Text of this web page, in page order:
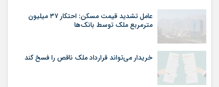
عامل تشدید قیمت مسکن: احتکار ۳۷ میلیون
مترمربع ملک توسط بانک‌ها
خریدار می‌تواند قرارداد ملک ناقص را فسخ کند